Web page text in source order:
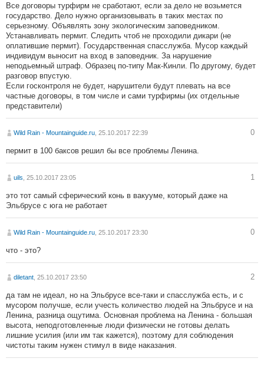
Все договоры турфирм не сработают, если за дело не возьмется
государство. Дело нужно организовывать в таких местах по
серьезному. Объявлять зону экологическим заповедником.
Устанавливать пермит. Следить чтоб не проходили дикари (не
оплатившие пермит). Государственная спасслужба. Мусор каждый
индивидум выносит на вход в заповедник. За нарушение
неподьемный штраф. Образец по-типу Мак-Кинли. По другому, будет
разговор впустую.
Если госконтроля не будет, нарушители будут плевать на все
частные договоры, в том числе и сами турфирмы (их отдельные
представители)
Wild Rain - Mountainguide.ru , 25.10.2017 22:39 0
пермит в 100 баксов решил бы все проблемы Ленина.
uils , 25.10.2017 23:05 1
это тот самый сферический конь в вакууме, который даже на
Эльбрусе с юга не работает
Wild Rain - Mountainguide.ru , 25.10.2017 23:30 0
что - это?
diletant , 25.10.2017 23:50 2
да там не идеал, но на Эльбрусе все-таки и спасслужба есть, и с
мусором получше, если учесть количество людей на Эльбрусе и на
Ленина, разница ощутима. Основная проблема на Ленина - большая
высота, неподготовленные люди физически не готовы делать
лишние усилия (или им так кажется), поэтому для соблюдения
чистоты таким нужен стимул в виде наказания.